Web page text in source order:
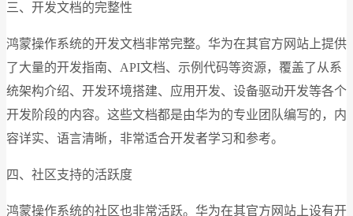
三、开发文档的完整性
鸿蒙操作系统的开发文档非常完整。华为在其官方网站上提供
了大量的开发指南、API文档、示例代码等资源，覆盖了从系
统架构介绍、开发环境搭建、应用开发、设备驱动开发等各个
开发阶段的内容。这些文档都是由华为的专业团队编写的，内
容详实、语言清晰，非常适合开发者学习和参考。
四、社区支持的活跃度
鸿蒙操作系统的社区也非常活跃。华为在其官方网站上设有开